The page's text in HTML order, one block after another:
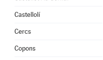
Castellolí
Cercs
Copons